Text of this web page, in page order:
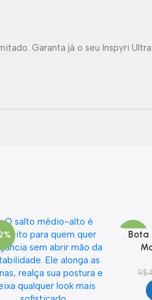
Garanta já o seu Inspyri
- 8%
Bota
R$